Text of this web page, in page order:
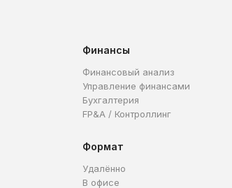
Финансы
Финансовый анализ
Управление финансами
Бухгалтерия
FP&A / Контроллинг
Формат
Удалённо
В офисе